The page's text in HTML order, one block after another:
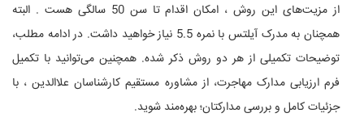
از مزیت‌های این روش ، امکان اقدام تا سن 50 سالگی هست . البته
همچنان به مدرک آیلتس با نمره 5.5 نیاز خواهید داشت. در ادامه مطلب،
توضیحات تکمیلی از هر دو روش ذکر شده. همچنین می‌توانید با تکمیل
فرم ارزیابی مدارک مهاجرت، از مشاوره مستقیم کارشناسان علاالدین ، با
جزئیات کامل و بررسی مدارکتان؛ بهره‌مند شوید.